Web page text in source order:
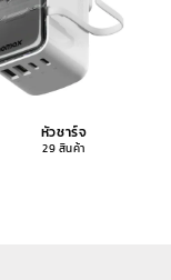
หัวชาร์จ
29 สินค้า